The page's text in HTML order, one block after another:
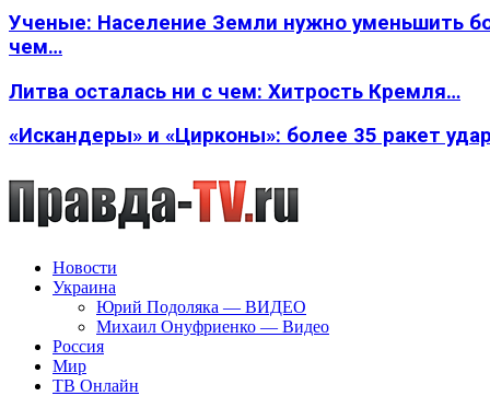
Ученые: Население Земли нужно уменьшить
чем…
Литва осталась ни с чем: Хитрость Кремля…
«Искандеры» и «Цирконы»: более 35 ракет
Новости
Украина
Юрий Подоляка — ВИДЕО
Михаил Онуфриенко — Видео
Россия
Мир
ТВ Онлайн